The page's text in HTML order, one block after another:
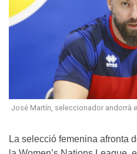
José Martín, seleccionador andorrà
La selecció femenina afronta